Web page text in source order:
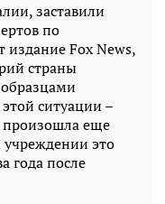
заставили
по
издание Fox News,
страны
ситуации –
произошла еще
учреждении это
года после